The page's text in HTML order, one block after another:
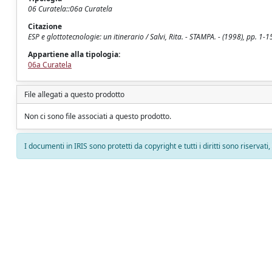
06 Curatela::06a Curatela
Citazione
ESP e glottotecnologie: un itinerario / Salvi, Rita. - STAMPA. - (1998), pp. 1-
Appartiene alla tipologia:
06a Curatela
File allegati a questo prodotto
Non ci sono file associati a questo prodotto.
I documenti in IRIS sono protetti da copyright e tutti i diritti sono